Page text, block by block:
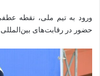
ورود به تیم ملی، نقطه
حضور در رقابت‌های بین‌المللی